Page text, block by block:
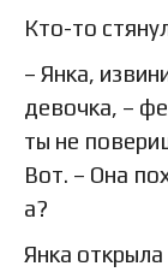
Кто-то
– Янка,
девочка, –
ты не
Вот. – Она
а?
Янка